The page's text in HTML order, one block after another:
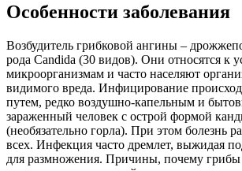
Особенности заболевания
Возбудитель грибковой ангины –
рода Candida (30 видов). Они относятся к
микроорганизмам и часто населяют
видимого вреда. Инфицирование
путем, редко воздушно-капельным и
зараженный человек с острой формой
(необязательно горла). При этом болезнь
всех. Инфекция часто дремлет, выжидая
для размножения. Причины, почему грибы